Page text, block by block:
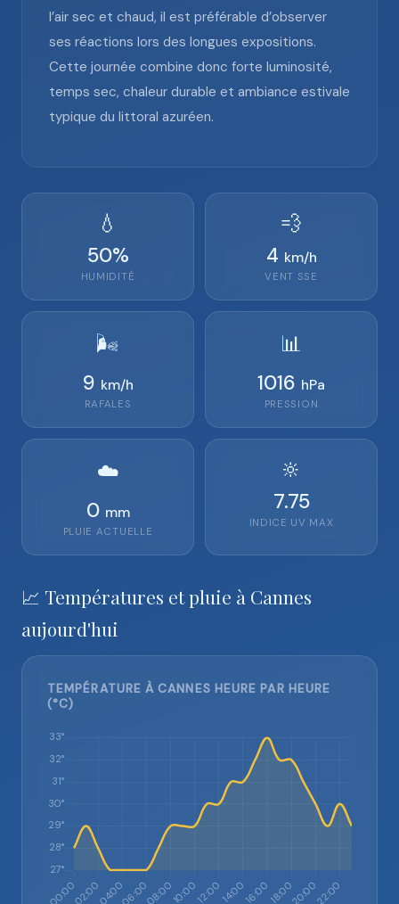
l’air sec et chaud, il est préférable d’observer
ses réactions lors des longues expositions.
Cette journée combine donc forte luminosité,
temps sec, chaleur durable et ambiance estivale
typique du littoral azuréen.
💧
50%
HUMIDITÉ
💨
4 km/h
VENT SSE
🌬️
9 km/h
RAFALES
📊
1016 hPa
PRESSION
☁️
0 mm
PLUIE ACTUELLE
🔆
7.75
INDICE UV MAX
📈 Températures et pluie à Cannes
aujourd'hui
TEMPÉRATURE À CANNES HEURE PAR HEURE
(°C)